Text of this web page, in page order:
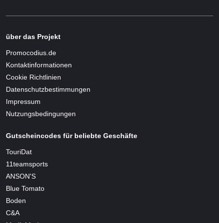
über das Projekt
Promocodius.de
Kontaktinformationen
Cookie Richtlinien
Datenschutzbestimmungen
Impressum
Nutzungsbedingungen
Gutscheincodes für beliebte Geschäfte
TouriDat
11teamsports
ANSON'S
Blue Tomato
Boden
C&A